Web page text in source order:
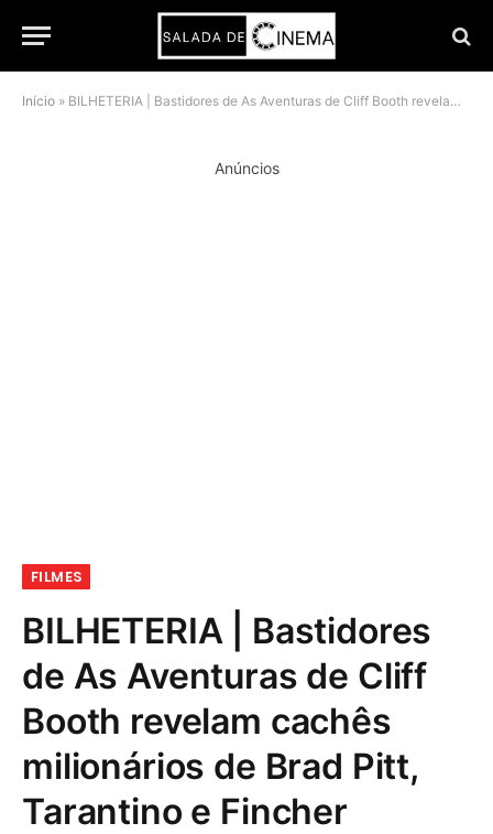
Início » BILHETERIA | Bastidores de As Aventuras de Cliff Booth revelam cachês milionários de Brad Pitt, Tarantino e Fincher
Anúncios
FILMES
BILHETERIA | Bastidores
de As Aventuras de Cliff
Booth revelam cachês
milionários de Brad Pitt,
Tarantino e Fincher